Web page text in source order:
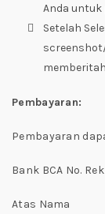
Anda untuk
Setelah
Pembayaran:
Pembayaran
Bank BCA No.
Atas Nama :